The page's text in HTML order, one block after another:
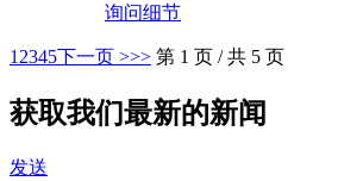
询问细节
1 2345下一页 >>> 第 1 页 / 共 5 页
获取我们最新的新闻
发送